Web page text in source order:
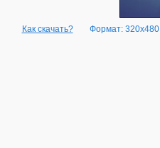
Как скачать? Формат: 320x480